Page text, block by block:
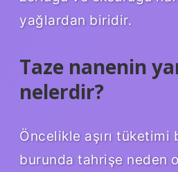
yağlardan biridir.
Taze nanenin
nelerdir?
Öncelikle aşırı tüketimi
burunda tahrişe neden